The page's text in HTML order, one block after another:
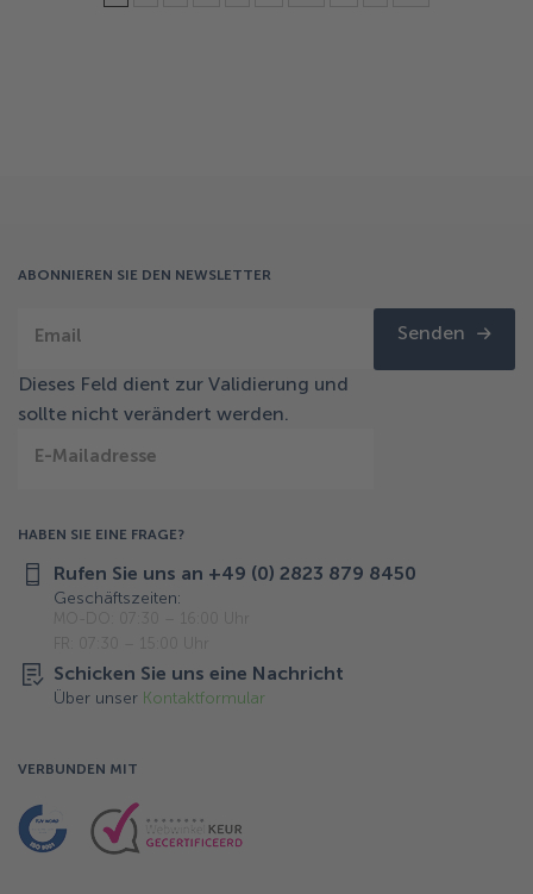
ABONNIEREN SIE DEN NEWSLETTER
Email
Dieses Feld dient zur Validierung und
sollte nicht verändert werden.
E-Mailadresse
Senden
HABEN SIE EINE FRAGE?
Rufen Sie uns an +49 (0) 2823 879 8450
Geschäftszeiten:
Schicken Sie uns eine Nachricht
Über unser Kontaktformular
VERBUNDEN MIT